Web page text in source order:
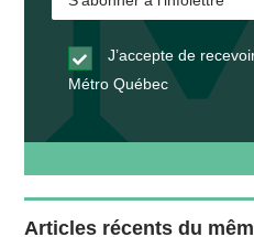
J’accepte de
Métro Québec
Articles récents du